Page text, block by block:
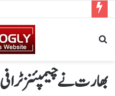
بھارت نے چیمپئنزٹرافی2025اپنےنام کرلی